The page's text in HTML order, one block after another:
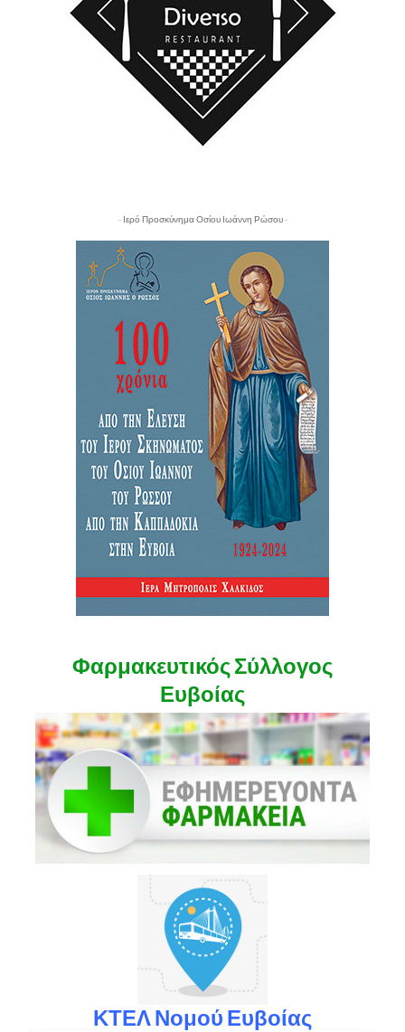
- Ιερό Προσκύνημα Οσίου Ιωάννη Ρώσου -
Φαρμακευτικός Σύλλογος
Ευβοίας
ΚΤΕΛ Νομού Ευβοίας